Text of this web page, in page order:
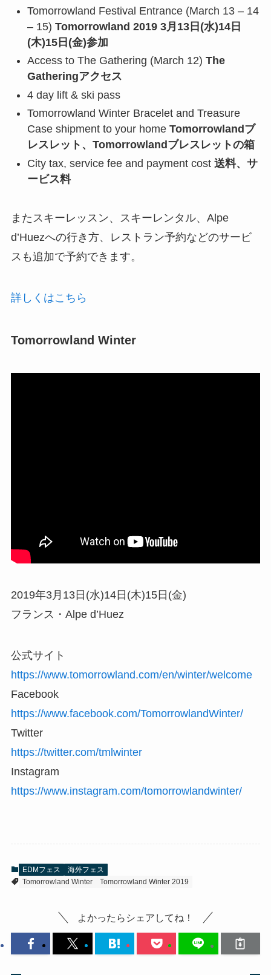
Tomorrowland Festival Entrance (March 13 – 14
– 15) Tomorrowland 2019 3月13日(水)14日
(木)15日(金)参加
Access to The Gathering (March 12) The
Gatheringアクセス
4 day lift & ski pass
Tomorrowland Winter Bracelet and Treasure
Case shipment to your home Tomorrowlandブ
レスレット、Tomorrowlandブレスレットの箱
City tax, service fee and payment cost 送料、サ
ービス料
またスキーレッスン、スキーレンタル、Alpe
d’Huezへの行き方、レストラン予約などのサービ
スも追加で予約できます。
詳しくはこちら
Tomorrowland Winter
2019年3月13日(水)14日(木)15日(金)
フランス・Alpe d’Huez
公式サイト
https://www.tomorrowland.com/en/winter/welcome
Facebook
https://www.facebook.com/TomorrowlandWinter/
Twitter
https://twitter.com/tmlwinter
Instagram
https://www.instagram.com/tomorrowlandwinter/
EDMフェス
海外フェス
Tomorrowland Winter
Tomorrowland Winter 2019
よかったらシェアしてね！